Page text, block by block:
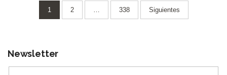
Paginación
entradas
1 2 … 338 Siguientes
Newsletter